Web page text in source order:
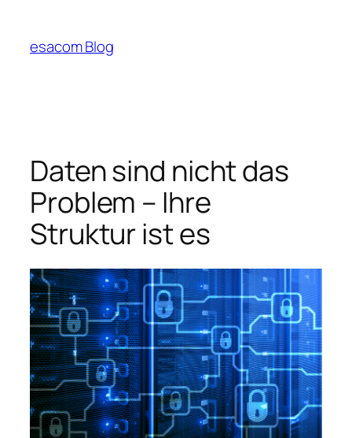
springen
esacom Blog
Daten sind nicht das
Problem – Ihre
Struktur ist es